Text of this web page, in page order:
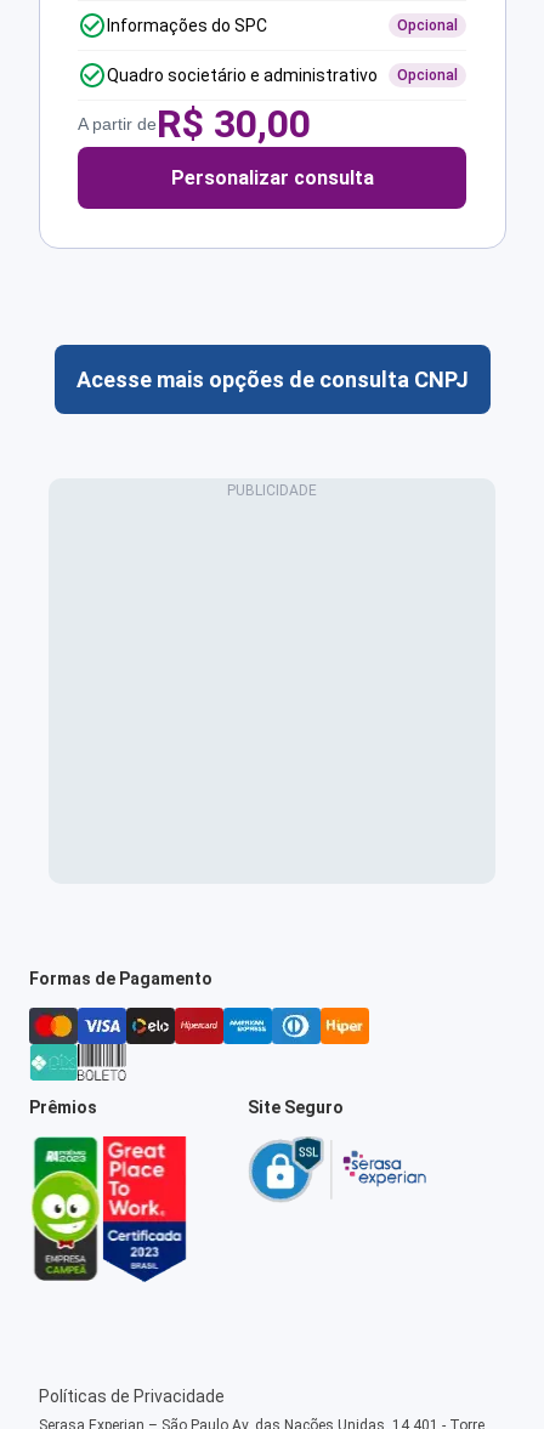
Informações do SPC Opcional
Quadro societário e administrativo Opcional
A partir deR$ 30,00
Personalizar consulta
Acesse mais opções de consulta CNPJ
Formas de Pagamento
Prêmios Site Seguro
Políticas de Privacidade
Serasa Experian – São Paulo Av. das Nações Unidas, 14.401 - Torre